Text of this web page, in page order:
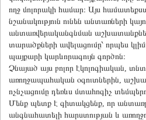
ողջ մոլորակի համար։ Այս
նշանակություն ունեն անտառների
անտառվերականգնման
տարածքների ավելացումը՝ որպես
պայքարի կարևորագույն գործոն։
Չնայած այս բոլոր էկոլոգիական,
առողջապահական օգուտներին,
ոչնչացումը դեռևս մտահոգիչ
Մենք պետք է գիտակցենք, որ անտառը
անգնահատելի հարստության և